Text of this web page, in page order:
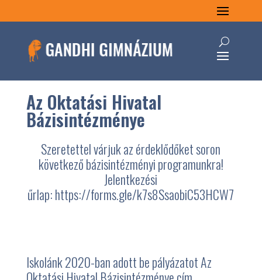
Az Oktatási Hivatal
Bázisintézménye
Szeretettel várjuk az érdeklődőket soron
következő bázisintézményi programunkra!
Jelentkezési
űrlap: https://forms.gle/k7s8SsaobiC53HCW7
Iskolánk 2020-ban adott be pályázatot Az